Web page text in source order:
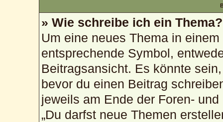
» Wie schreibe ich ein Thema?
Um eine neues Thema in
entsprechende Symbol,
Beitragsansicht. Es könnte
bevor du einen Beitrag
jeweils am Ende der Foren-
„Du darfst neue Themen